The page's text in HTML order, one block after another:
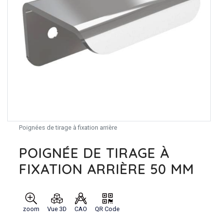
Poignées de tirage à fixation arrière
POIGNÉE DE TIRAGE À
FIXATION ARRIÈRE 50 MM
zoom Vue 3D CAO QR Code